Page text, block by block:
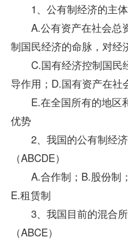
1、公有制经济的主体
A.公有资产在社会总
制国民经济的命脉，对经
C.国有经济控制国民
导作用；D.国有资产在社
E.在全国所有的地区
优势
2、我国的公有制经济
（ABCDE）
A.合作制；B.股份制；
E.租赁制
3、我国目前的混合所
（ABCE）